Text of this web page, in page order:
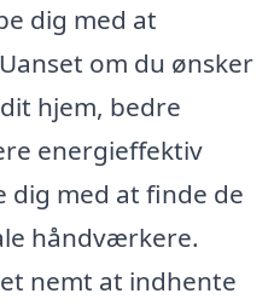
dig med at
om du ønsker
hjem, bedre
energieffektiv
dig med at finde de
håndværkere.
nemt at indhente